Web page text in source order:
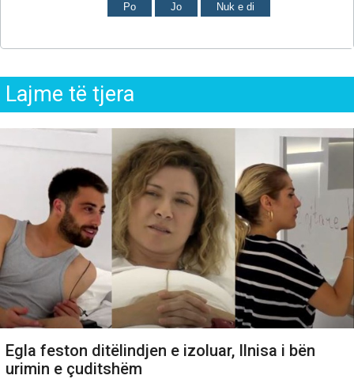
Po Jo Nuk e di
Lajme të tjera
Egla feston ditëlindjen e izoluar, Ilnisa i bën
urimin e çuditshëm